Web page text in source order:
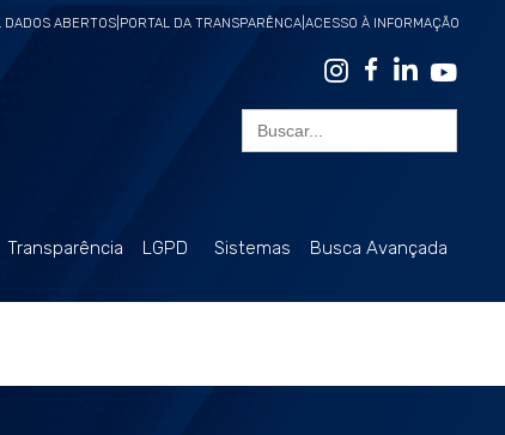
DADOS ABERTOS PORTAL DA TRANSPARÊNCA ACESSO À INFORMAÇÃO
Search
for:
Transparência LGPD Sistemas Busca Avançada